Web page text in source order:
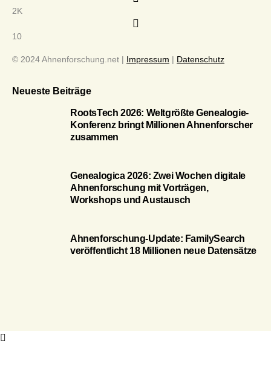
2K
10
© 2024 Ahnenforschung.net | Impressum | Datenschutz
Neueste Beiträge
RootsTech 2026: Weltgrößte Genealogie-
Konferenz bringt Millionen Ahnenforscher
zusammen
Genealogica 2026: Zwei Wochen digitale
Ahnenforschung mit Vorträgen,
Workshops und Austausch
Ahnenforschung-Update: FamilySearch
veröffentlicht 18 Millionen neue Datensätze